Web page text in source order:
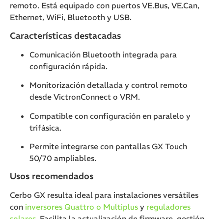
remoto. Está equipado con puertos VE.Bus, VE.Can,
Ethernet, WiFi, Bluetooth y USB.
Características destacadas
Comunicación Bluetooth integrada para
configuración rápida.
Monitorización detallada y control remoto
desde VictronConnect o VRM.
Compatible con configuración en paralelo y
trifásica.
Permite integrarse con pantallas GX Touch
50/70 ampliables.
Usos recomendados
Cerbo GX resulta ideal para instalaciones versátiles
con inversores Quattro o Multiplus y reguladores